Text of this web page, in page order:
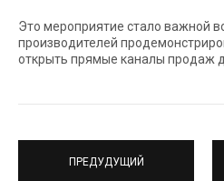
Это мероприятие стало важной
производителей
открыть прямые каналы продаж
ПРЕДУДУЩИЙ